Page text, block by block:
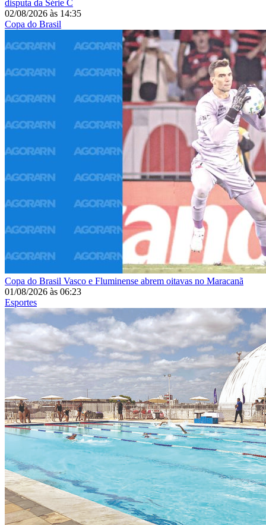
disputa da Série C
02/08/2026 às 14:35
Copa do Brasil
Copa do Brasil Vasco e Fluminense abrem oitavas no Maracanã
01/08/2026 às 06:23
Esportes